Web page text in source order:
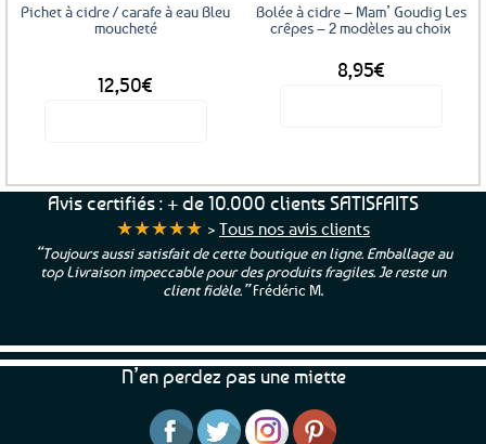
Pichet à cidre / carafe à eau Bleu
moucheté
12,50€
variations.
choisies
Bolée à cidre – Mam’ Goudig Les
crêpes – 2 modèles au choix
8,95€
a
plusieurs
variations.
Les
options
peuvent
choisies
sur
la
page
du
Avis certifiés : + de 10.000 clients SATISFAITS
★★★★★ > Tous nos avis clients
“Toujours aussi satisfait de cette boutique en ligne. Emballage au
top Livraison impeccable pour des produits fragiles. Je reste un
client fidèle.”Frédéric M.
N’en perdez pas une miette